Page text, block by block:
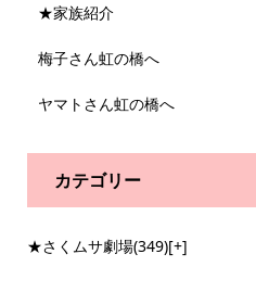
★家族紹介
梅子さん虹の橋へ
ヤマトさん虹の橋へ
カテゴリー
★さくムサ劇場(349)[+]